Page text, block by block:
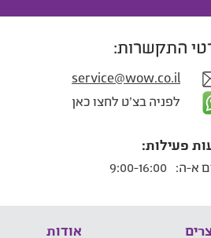
התקשרות:
service@wow.co.il
לפניה בצ'ט לחצו כאן
פעילות:
א-ה:
אודות